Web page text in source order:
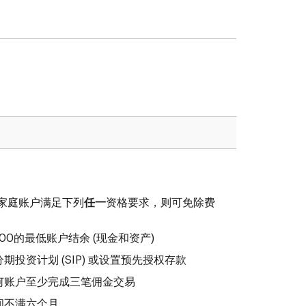
庭账户满足下列 任一资格要求，则可免除费
的最低账户结余 (现金和资产)
投资计划 (SIP) 或设置预先授权存款
户至少完成三笔佣金交易